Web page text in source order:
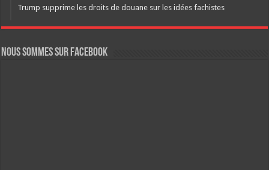
Trump supprime les droits de douane sur les idées fachistes
Nous sommes sur FaceBook